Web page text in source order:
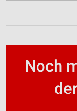
Noch